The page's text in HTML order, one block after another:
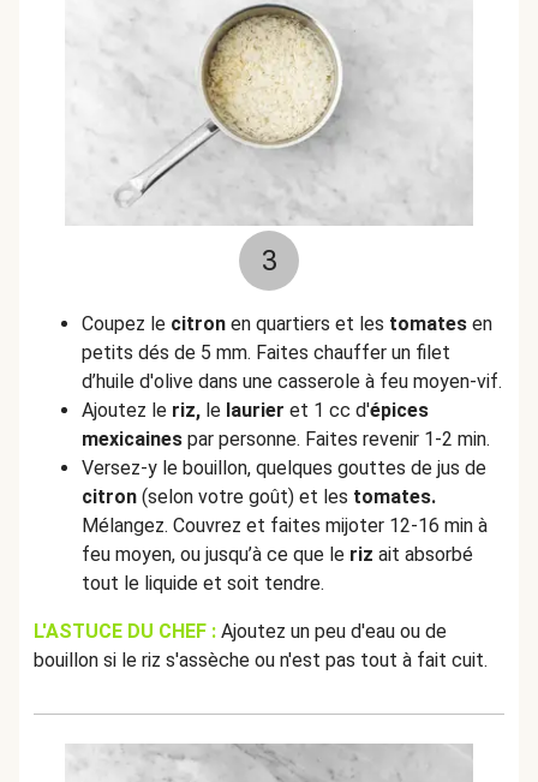
3
Coupez le citron en quartiers et les tomates en
petits dés de 5 mm. Faites chauffer un filet
d’huile d'olive dans une casserole à feu moyen-vif.
Ajoutez le riz, le laurier et 1 cc d'épices
mexicaines par personne. Faites revenir 1-2 min.
Versez-y le bouillon, quelques gouttes de jus de
citron (selon votre goût) et les tomates.
Mélangez. Couvrez et faites mijoter 12-16 min à
feu moyen, ou jusqu’à ce que le riz ait absorbé
tout le liquide et soit tendre.
L'ASTUCE DU CHEF : Ajoutez un peu d'eau ou de
bouillon si le riz s'assèche ou n'est pas tout à fait cuit.